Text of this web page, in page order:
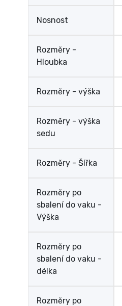
Nosnost
Rozměry -
Hloubka
Rozměry - výška
Rozměry - výška
sedu
Rozměry - Šířka
Rozměry po
sbalení do vaku -
Výška
Rozměry po
sbalení do vaku -
délka
Rozměry po